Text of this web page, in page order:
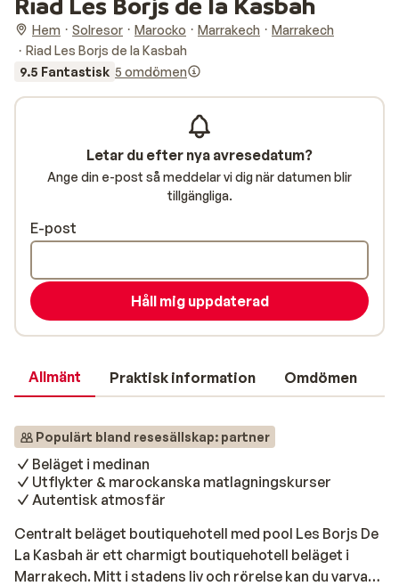
Hem Solresor Marocko Marrakech
Marrakech
Riad Les Borjs de la Kasbah
9.5 Fantastisk 5 omdömen
Allmänt Praktisk information Omdömen
Populärt bland resesällskap: partner
Beläget i medinan
Utflykter & marockanska matlagningskurser
Autentisk atmosfär
Centralt beläget boutiquehotell med pool Les Borjs De
La Kasbah är ett charmigt boutiquehotell beläget i
Marrakech. Mitt i stadens liv och rörelse kan du varva
Letar du efter nya avresedatum?
Ange din e-post så meddelar vi dig när datumen blir
tillgängliga.
E-post
Håll mig uppdaterad